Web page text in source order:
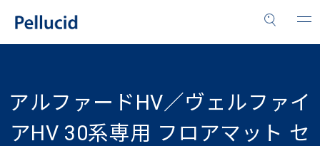
アルファードHV／ヴェルファイ
アHV 30系専用 フロアマット セ